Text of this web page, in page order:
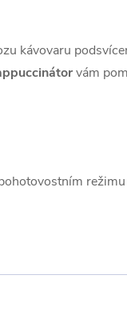
kávovaru
vám
režimu